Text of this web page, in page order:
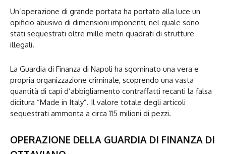
Un’operazione di grande portata ha portato alla luce un
opificio abusivo di dimensioni imponenti, nel quale sono
stati sequestrati oltre mille metri quadrati di strutture
illegali.
La Guardia di Finanza di Napoli ha sgominato una vera e
propria organizzazione criminale, scoprendo una vasta
quantità di capi d’abbigliamento contraffatti recanti la falsa
dicitura “Made in Italy”. Il valore totale degli articoli
sequestrati ammonta a circa 115 milioni di pezzi.
OPERAZIONE DELLA GUARDIA DI FINANZA DI